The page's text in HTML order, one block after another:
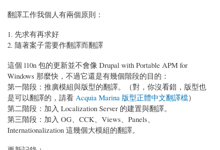
翻譯工作我個人有兩個原則：
先求有再求好
隨著案子需要作翻譯而翻譯
這個 l10n 包的更新並不會像 Drupal with Portable APM for
Windows 那麼快，不過它還是有幾個階段的目的：
第一階段：推廣模組與版型的翻譯。（對，你沒看錯，版型也
是可以翻譯的，請看 Acquia Marina 版型正體中文翻譯檔）
第二階段：加入 Localization Server 的建置與翻譯。
第三階段：加入 OG、CCK、Views、Panels、
Internationalization 這幾個大模組的翻譯。